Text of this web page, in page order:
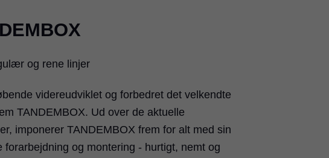
og rene linjer
videreudviklet og forbedret det velkendte
TANDEMBOX. Ud over de aktuelle
imponerer TANDEMBOX frem for alt med sin
forarbejdning og montering - hurtigt, nemt og